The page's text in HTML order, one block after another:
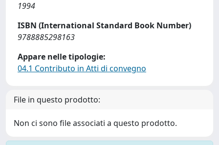
1994
ISBN (International Standard Book Number)
9788885298163
Appare nelle tipologie:
04.1 Contributo in Atti di convegno
File in questo prodotto:
Non ci sono file associati a questo prodotto.